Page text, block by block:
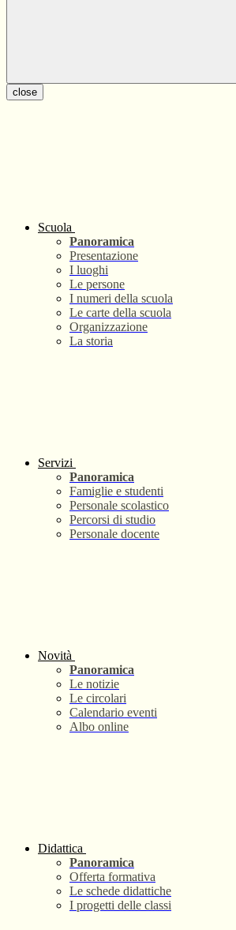
close
Scuola
Panoramica
Presentazione
I luoghi
Le persone
I numeri della scuola
Le carte della scuola
Organizzazione
La storia
Servizi
Panoramica
Famiglie e studenti
Personale scolastico
Percorsi di studio
Personale docente
Novità
Panoramica
Le notizie
Le circolari
Calendario eventi
Albo online
Didattica
Panoramica
Offerta formativa
Le schede didattiche
I progetti delle classi